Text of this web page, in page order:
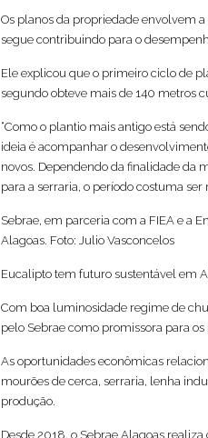
Os planos da propriedade envolvem
segue contribuindo para o
Ele explicou que o primeiro ciclo de
segundo obteve mais de 140 metros
“Como o plantio mais antigo está
ideia é acompanhar o
novos. Dependendo da finalidade da
para a serraria, o período costuma ser
Sebrae, em parceria com a FIEA e a
Alagoas. Foto: Julio Vasconcelos
Eucalipto tem futuro sustentável em
Com boa luminosidade regime de
pelo Sebrae como promissora para os
As oportunidades econômicas
mourões de cerca, serraria, lenha
produção.
Desde 2018, o Sebrae Alagoas